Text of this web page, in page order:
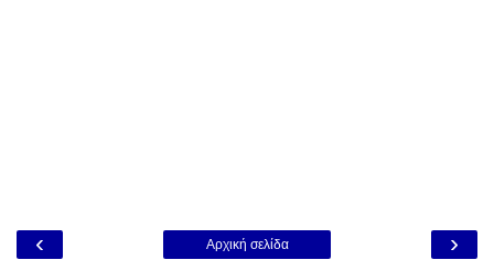
‹ ›
Αρχική σελίδα